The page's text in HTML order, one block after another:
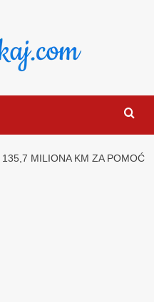
MILIONA KM ZA POMOĆ